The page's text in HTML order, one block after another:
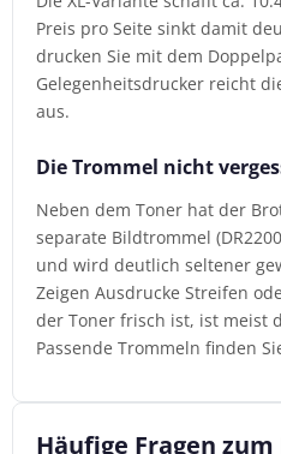
Preis pro Seite sinkt damit
drucken Sie mit dem
Gelegenheitsdrucker reicht
aus.
Die Trommel nicht
Neben dem Toner hat der
separate Bildtrommel
und wird deutlich seltener
Zeigen Ausdrucke Streifen
der Toner frisch ist, ist meist
Passende Trommeln finden
Häufige Fragen